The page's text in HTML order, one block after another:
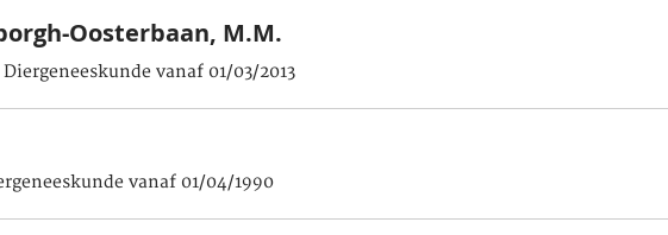
Oosterbaan, M.M.
vanaf 01/03/2013
vanaf 01/04/1990